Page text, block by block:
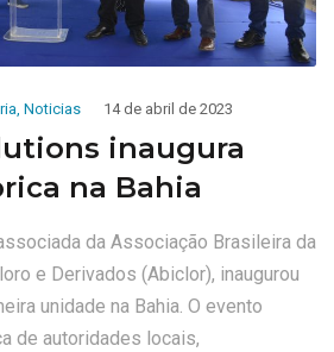
, Noticias 14 de abril de 2023
inaugura
na Bahia
da Associação Brasileira da
e Derivados (Abiclor), inaugurou
unidade na Bahia. O evento
de autoridades locais,